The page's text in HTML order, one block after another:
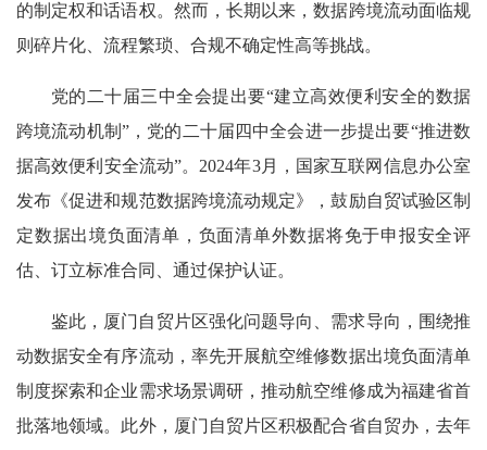
的制定权和话语权。然而，长期以来，数据跨境流动面临规
则碎片化、流程繁琐、合规不确定性高等挑战。
党的二十届三中全会提出要“建立高效便利安全的数据
跨境流动机制”，党的二十届四中全会进一步提出要“推进数
据高效便利安全流动”。2024年3月，国家互联网信息办公室
发布《促进和规范数据跨境流动规定》，鼓励自贸试验区制
定数据出境负面清单，负面清单外数据将免于申报安全评
估、订立标准合同、通过保护认证。
鉴此，厦门自贸片区强化问题导向、需求导向，围绕推
动数据安全有序流动，率先开展航空维修数据出境负面清单
制度探索和企业需求场景调研，推动航空维修成为福建省首
批落地领域。此外，厦门自贸片区积极配合省自贸办，去年